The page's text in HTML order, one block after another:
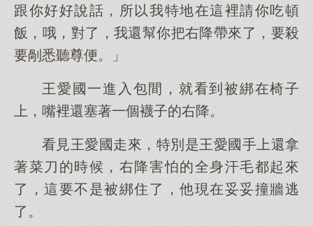
跟你好好說話，所以我特地在這裡請你吃頓
飯，哦，對了，我還幫你把右降帶來了，要殺
要剮悉聽尊便。」
王愛國一進入包間，就看到被綁在椅子
上，嘴裡還塞著一個襪子的右降。
看見王愛國走來，特別是王愛國手上還拿
著菜刀的時候，右降害怕的全身汗毛都起來
了，這要不是被綁住了，他現在妥妥撞牆逃
了。